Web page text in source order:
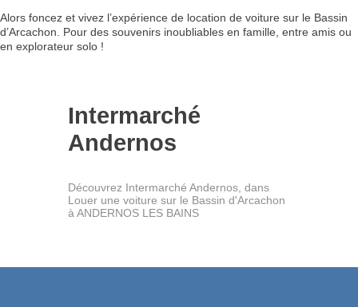
Alors foncez et vivez l’expérience de location de voiture sur le Bassin
d’Arcachon. Pour des souvenirs inoubliables en famille, entre amis ou
en explorateur solo !
Intermarché
Andernos
Découvrez Intermarché Andernos, dans
Louer une voiture sur le Bassin d'Arcachon
à ANDERNOS LES BAINS